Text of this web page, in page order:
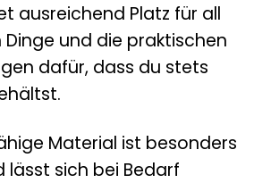
ausreichend Platz für all
und die praktischen
dafür, dass du stets
Material ist besonders
sich bei Bedarf